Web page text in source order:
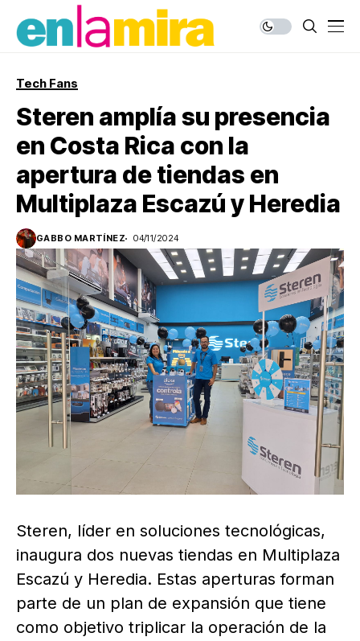
Tech Fans
Steren amplía su presencia
en Costa Rica con la
apertura de tiendas en
Multiplaza Escazú y Heredia
GABBO MARTÍNEZ 04/11/2024
Steren, líder en soluciones tecnológicas,
inaugura dos nuevas tiendas en Multiplaza
Escazú y Heredia. Estas aperturas forman
parte de un plan de expansión que tiene
como objetivo triplicar la operación de la